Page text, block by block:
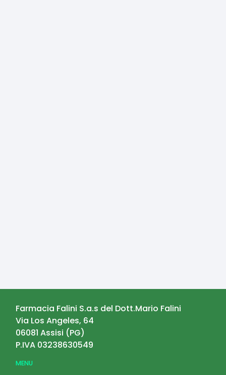
Farmacia Falini S.a.s del Dott.Mario Falini
Via Los Angeles, 64
06081 Assisi (PG)
P.IVA 03238630549
MENU